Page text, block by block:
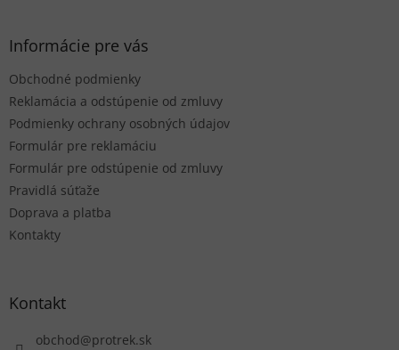
Informácie pre vás
Obchodné podmienky
Reklamácia a odstúpenie od zmluvy
Podmienky ochrany osobných údajov
Formulár pre reklamáciu
Formulár pre odstúpenie od zmluvy
Pravidlá súťaže
Doprava a platba
Kontakty
Kontakt
obchod@protrek.sk